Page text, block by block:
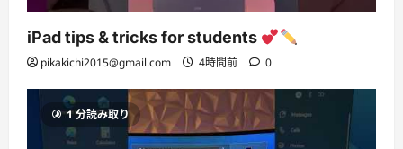
iPad tips & tricks for students
pikakichi2015@gmail.com 4時間前 0
1 分読み取り